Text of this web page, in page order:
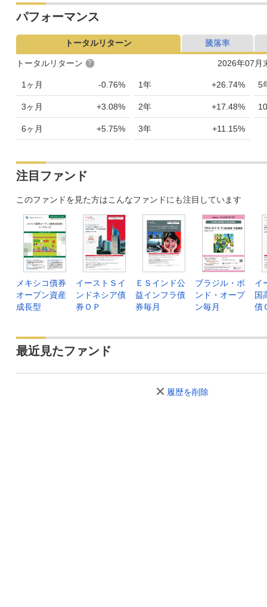
パフォーマンス
トータルリターン 騰落率
2026年07月
トータルリターン
1ヶ月 -0.76%
3ヶ月 +3.08%
6ヶ月 +5.75%
1年 +26.74%
2年 +17.48%
3年 +11.15%
5
注目ファンド
このファンドを見た方はこんなファンドにも注目しています
メキシコ債券
オープン資産
成長型
イーストＳイ
ンドネシア債
券ＯＰ
ＥＳインド公
益インフラ債
券毎月
ブラジル・ボ
ンド・オープ
ン毎月
イ
国
債
最近見たファンド
履歴を削除